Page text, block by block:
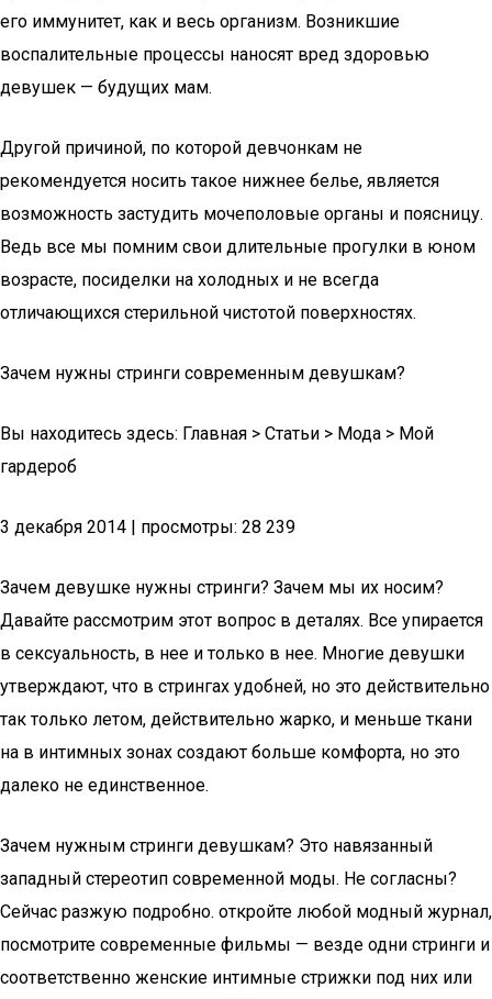
его иммунитет, как и весь организм. Возникшие
воспалительные процессы наносят вред здоровью
девушек — будущих мам.
Другой причиной, по которой девчонкам не
рекомендуется носить такое нижнее белье, является
возможность застудить мочеполовые органы и поясницу.
Ведь все мы помним свои длительные прогулки в юном
возрасте, посиделки на холодных и не всегда
отличающихся стерильной чистотой поверхностях.
Зачем нужны стринги современным девушкам?
Вы находитесь здесь: Главная > Статьи > Мода > Мой
гардероб
3 декабря 2014 | просмотры: 28 239
Зачем девушке нужны стринги? Зачем мы их носим?
Давайте рассмотрим этот вопрос в деталях. Все упирается
в сексуальность, в нее и только в нее. Многие девушки
утверждают, что в стрингах удобней, но это действительно
так только летом, действительно жарко, и меньше ткани
на в интимных зонах создают больше комфорта, но это
далеко не единственное.
Зачем нужным стринги девушкам? Это навязанный
западный стереотип современной моды. Не согласны?
Сейчас разжую подробно. откройте любой модный журнал,
посмотрите современные фильмы — везде одни стринги и
соответственно женские интимные стрижки под них или